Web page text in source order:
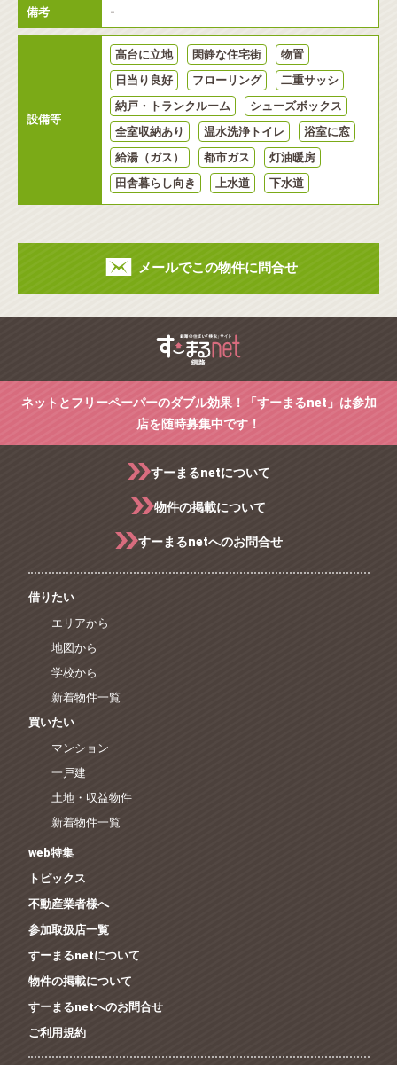
備考 -
設備等
高台に立地 閑静な住宅街
物置
日当り良好
フローリング
二重サッシ
納戸・トランクルーム
シューズボックス
全室収納あり
温水洗浄トイレ
浴室に窓
給湯（ガス）
都市ガス
灯油暖房
田舎暮らし向き
上水道 下水道
メールでこの物件に問合せ
ネットとフリーペーパーのダブル効果！「すーまるnet」は参加
店を随時募集中です！
すーまるnetについて
物件の掲載について
すーまるnetへのお問合せ
借りたい
｜ エリアから
｜ 地図から
｜ 学校から
｜ 新着物件一覧
買いたい
｜ マンション
｜ 一戸建
｜ 土地・収益物件
｜ 新着物件一覧
web特集
トピックス
不動産業者様へ
参加取扱店一覧
すーまるnetについて
物件の掲載について
すーまるnetへのお問合せ
ご利用規約